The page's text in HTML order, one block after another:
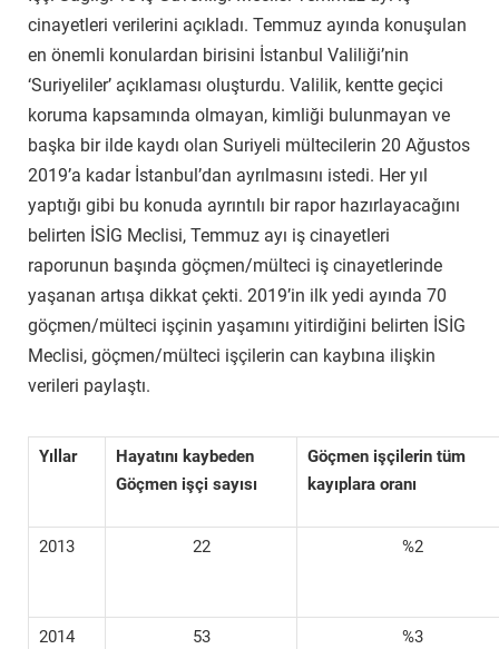
cinayetleri verilerini açıkladı. Temmuz ayında konuşulan
en önemli konulardan birisini İstanbul Valiliği’nin
‘Suriyeliler’ açıklaması oluşturdu. Valilik, kentte geçici
koruma kapsamında olmayan, kimliği bulunmayan ve
başka bir ilde kaydı olan Suriyeli mültecilerin 20 Ağustos
2019’a kadar İstanbul’dan ayrılmasını istedi. Her yıl
yaptığı gibi bu konuda ayrıntılı bir rapor hazırlayacağını
belirten İSİG Meclisi, Temmuz ayı iş cinayetleri
raporunun başında göçmen/mülteci iş cinayetlerinde
yaşanan artışa dikkat çekti. 2019’in ilk yedi ayında 70
göçmen/mülteci işçinin yaşamını yitirdiğini belirten İSİG
Meclisi, göçmen/mülteci işçilerin can kaybına ilişkin
verileri paylaştı.
Yıllar
Hayatını kaybeden
Göçmen işçi sayısı
Göçmen işçilerin tüm
kayıplara oranı
2013 22 %2
2014 53 %3